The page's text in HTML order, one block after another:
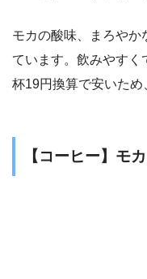
モカの酸味、まろや
ています。飲みやす
杯19円換算で安いため
【コーヒー】モカ